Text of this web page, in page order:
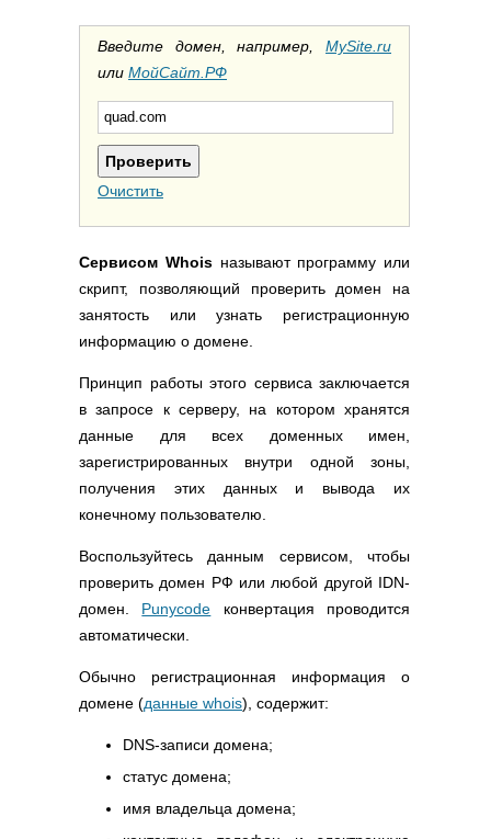
Полезные ссылки
Словари и списки
Программы
Введите домен, например, MySite.ru
или МойСайт.РФ
Очистить
Сервисом Whoisназывают программу или
скрипт, позволяющий проверить домен на
занятость или узнать регистрационную
информацию о домене.
Принцип работы этого сервиса заключается
в запросе к серверу, на котором хранятся
данные для всех доменных имен,
зарегистрированных внутри одной зоны,
получения этих данных и вывода их
конечному пользователю.
Воспользуйтесь данным сервисом, чтобы
проверить домен РФ или любой другой IDN-
домен. Punycode конвертация проводится
автоматически.
Обычно регистрационная информация о
домене (данные whois), содержит:
DNS-записи домена;
статус домена;
имя владельца домена;